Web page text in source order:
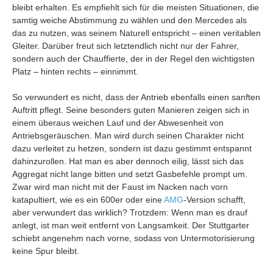
bleibt erhalten. Es empfiehlt sich für die meisten Situationen, die
samtig weiche Abstimmung zu wählen und den Mercedes als
das zu nutzen, was seinem Naturell entspricht – einen veritablen
Gleiter. Darüber freut sich letztendlich nicht nur der Fahrer,
sondern auch der Chauffierte, der in der Regel den wichtigsten
Platz – hinten rechts – einnimmt.
So verwundert es nicht, dass der Antrieb ebenfalls einen sanften
Auftritt pflegt. Seine besonders guten Manieren zeigen sich in
einem überaus weichen Lauf und der Abwesenheit von
Antriebsgeräuschen. Man wird durch seinen Charakter nicht
dazu verleitet zu hetzen, sondern ist dazu gestimmt entspannt
dahinzurollen. Hat man es aber dennoch eilig, lässt sich das
Aggregat nicht lange bitten und setzt Gasbefehle prompt um.
Zwar wird man nicht mit der Faust im Nacken nach vorn
katapultiert, wie es ein 600er oder eineAMG-Version schafft,
aber verwundert das wirklich? Trotzdem: Wenn man es drauf
anlegt, ist man weit entfernt von Langsamkeit. Der Stuttgarter
schiebt angenehm nach vorne, sodass von Untermotorisierung
keine Spur bleibt.